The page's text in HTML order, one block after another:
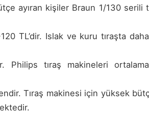
ayıran kişiler Braun 1/130 serili
TL’dir. Islak ve kuru tıraşta
Philips tıraş makineleri
Tıraş makinesi için yüksek